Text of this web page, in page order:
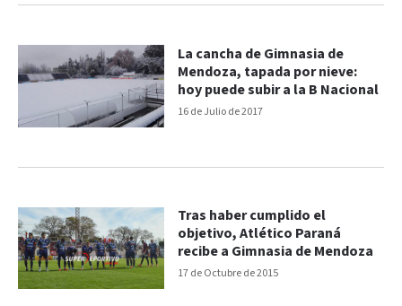
16 de Julio de 2017
La cancha de Gimnasia de
Mendoza, tapada por nieve:
hoy puede subir a la B Nacional
17 de Octubre de 2015
Tras haber cumplido el
objetivo, Atlético Paraná
recibe a Gimnasia de Mendoza